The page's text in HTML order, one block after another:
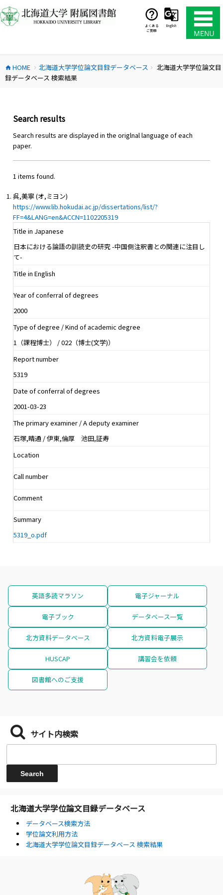
ン
テ
ス
キ
よくある
ご質問
English
home HOME chevron_right 北海道大学学位論文目録データベース chevron_right
北海道大学学位論文目
録データベース 検索結果
Search results
Search results are displayed in the origlnal language of each
paper.
1 items found.
呉,美寧 (オ,ミヨン)
https://www.lib.hokudai.ac.jp/dissertations/list/?
FF=4&LANG=en&ACCN=1102205319
Title in Japanese
日本における論語の訓読史の研究 -中国側注釈書との関連に注目し
て-
Title in English
Year of conferral of degrees
2000
Type of degree / Kind of academic degree
1（課程博士） / 022（博士(文学)）
Report number
5319
Date of conferral of degrees
2001-03-23
The primary examiner / A deputy examiner
石塚,晴通 / 伊東,倫厚 池田,証寿
Location
Call number
Comment
Summary
5319_o.pdf
英語多読マラソン 電子ジャーナル
電子ブック データベース一覧
北方資料データベース 北方資料電子展示
HUSCAP 講習会を依頼
図書館へのご支援
サイト内検索
北海道大学学位論文目録データベース
データベース検索方法
学位論文利用方法
北海道大学学位論文目録データベース 検索結果